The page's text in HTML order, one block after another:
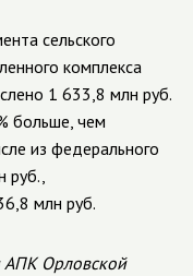
сельского
комплекса
1 633,8 млн руб.
больше, чем
из федерального
руб.,
млн руб.
АПК Орловской